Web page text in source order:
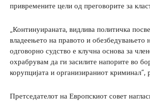
привремените цели од преговорите за
„Континуираната, видлива политичка
владеењето на правото и обезбедувањето
одговорно судство е клучна основа за
охрабрувам да ги засилите напорите во
корупцијата и организираниот
Претседателот на Европскиот совет